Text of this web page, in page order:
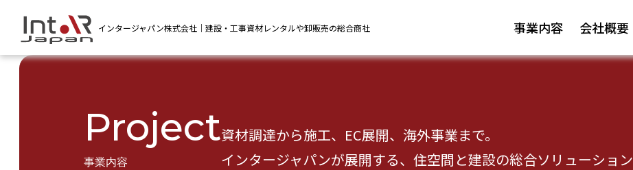
インタージャパン株式会社｜建設・工事資材レンタルや卸販売の総合商社 事業内容 会社概要
Project
事業内容
資材調達から施工、EC展開、海外事業まで。
インタージャパンが展開する、住空間と建設の総合ソリューション